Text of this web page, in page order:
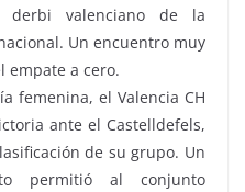
derbi valenciano de la
Un encuentro muy
empate a cero.
femenina, el Valencia CH
ante el Castelldefels,
de su grupo. Un
permitió al conjunto